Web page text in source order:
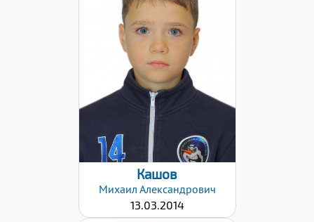
Дата заявки:
06.11.2023
Кашов
Михаил Александрович
13.03.2014